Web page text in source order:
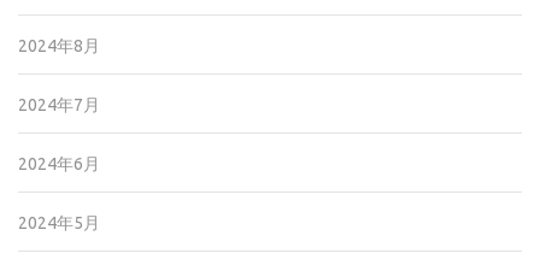
2024年8月
2024年7月
2024年6月
2024年5月